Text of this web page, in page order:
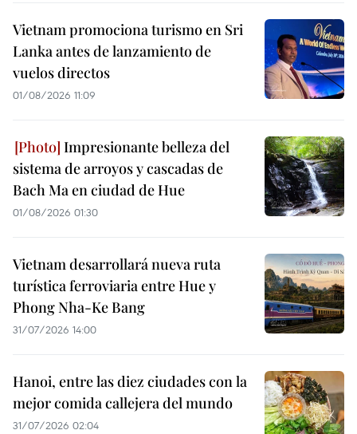
Vietnam promociona turismo en Sri
Lanka antes de lanzamiento de
vuelos directos
01/08/2026 11:09
Impresionante belleza del
sistema de arroyos y cascadas de
Bach Ma en ciudad de Hue
01/08/2026 01:30
Vietnam desarrollará nueva ruta
turística ferroviaria entre Hue y
Phong Nha-Ke Bang
31/07/2026 14:00
Hanoi, entre las diez ciudades con la
mejor comida callejera del mundo
31/07/2026 02:04